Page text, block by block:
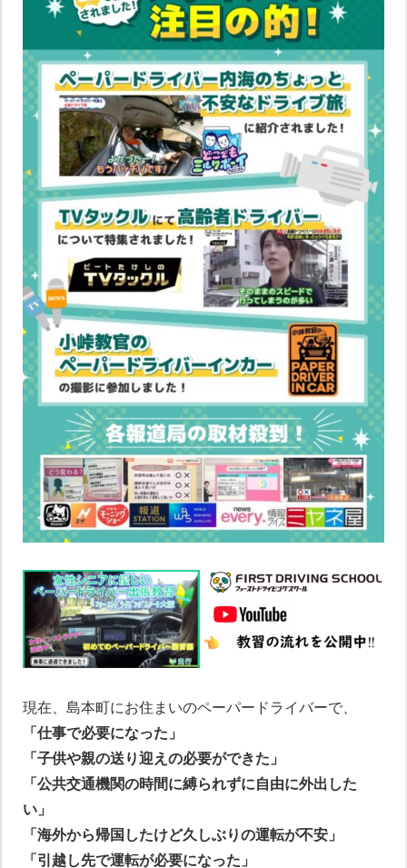
現在、島本町にお住まいのペーパードライバーで、
「仕事で必要になった」
「子供や親の送り迎えの必要ができた」
「公共交通機関の時間に縛られずに自由に外出した
い」
「海外から帰国したけど久しぶりの運転が不安」
「引越し先で運転が必要になった」